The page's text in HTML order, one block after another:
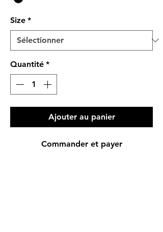
Size *
Quantité *
Ajouter au panier
Commander et payer